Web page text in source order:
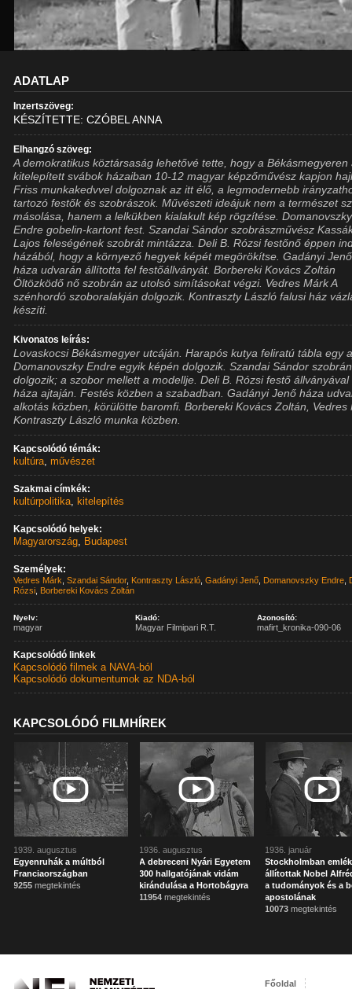
ADATLAP
Inzertszöveg:
KÉSZÍTETTE: CZÓBEL ANNA
Elhangzó szöveg:
A demokratikus köztársaság lehetővé tette, hogy a Békásmegyeren
kitelepített svábok házaiban 10-12 magyar képzőművész kapjon
Friss munkakedvvel dolgoznak az itt élő, a legmodernebb
tartozó festők és szobrászok. Művészeti ideájuk nem a természet
másolása, hanem a lelkükben kialakult kép rögzítése. Domanovszky
Endre gobelin-kartont fest. Szandai Sándor szobrászművész
Lajos feleségének szobrát mintázza. Deli B. Rózsi festőnő éppen
házából, hogy a környező hegyek képét megörökítse. Gadányi Jenő
háza udvarán állította fel festőállványát. Borbereki Kovács Zoltán
Öltözködő nő szobrán az utolsó simításokat végzi. Vedres Márk A
szénhordó szoboralakján dolgozik. Kontraszty László falusi ház
készíti.
Kivonatos leírás:
Lovaskocsi Békásmegyer utcáján. Harapós kutya feliratú tábla egy
Domanovszky Endre egyik képén dolgozik. Szandai Sándor szobrán
dolgozik; a szobor mellett a modellje. Deli B. Rózsi festő állványával
háza ajtaján. Festés közben a szabadban. Gadányi Jenő háza
alkotás közben, körülötte baromfi. Borbereki Kovács Zoltán, Vedres
Kontraszty László munka közben.
Kapcsolódó témák:
kultúra,művészet
Szakmai címkék:
kultúrpolitika, kitelepítés
Kapcsolódó helyek:
Magyarország, Budapest
Személyek:
Vedres Márk ,Szandai Sándor, Kontraszty László ,Gadányi Jenő Domanovszky Endre
Rózsi Borbereki Kovács Zoltán
Nyelv:
magyar
Kiadó:
Magyar Filmipari R.T.
Azonosító:
mafirt_kronika-090-06
Kapcsolódó linkek
Kapcsolódó filmek a NAVA-ból
Kapcsolódó dokumentumok az NDA-ból
KAPCSOLÓDÓ FILMHÍREK
1939. augusztus
Egyenruhák a múltból
Franciaországban
9255 megtekintés
1936. augusztus
A debreceni Nyári Egyetem
300 hallgatójának vidám
kirándulása a Hortobágyra
11954 megtekintés
1936. január
Stockholmban
állítottak Nobel
a tudományok és a
apostolának
10073 megtekintés
Főoldal